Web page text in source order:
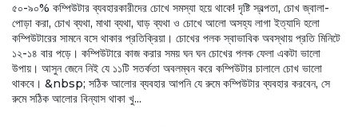
৫০-৯০% কম্পিউটার ব্যবহারকারীদের চোখে সমস্যা হয়ে থাকে! দৃষ্টি স্বল্পতা, চোখ জ্বালা-
পোড়া করা, চোখ ব্যথা, মাথা ব্যথা, ঘাড় ব্যথা ও চোখে আলো অসহ্য লাগা ইত্যাদি হলো
কম্পিউটারের সামনে বসে থাকার প্রতিক্রিয়া। চোখের পলক স্বাভাবিক অবস্থায় প্রতি মিনিটে
১২-১৪ বার পড়ে। কম্পিউটারে কাজ করার সময় ঘন ঘন চোখের পলক ফেলা একটা ভালো
উপায়। আসুন জেনে নিই যে ১১টি সতর্কতা অবলম্বন করে কম্পিউটার চালালে চোখ ভালো
থাকবে। &nbsp; সঠিক আলোর ব্যবহার আপনি যে রুমে কম্পিউটার ব্যবহার করবেন, সে
রুমে সঠিক আলোর বিন্যাস থাকা খু...